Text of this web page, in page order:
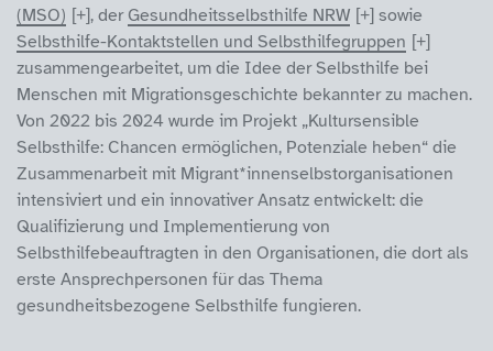
(MSO)
, der Gesundheitsselbsthilfe NRW
sowie
Selbsthilfe-Kontaktstellen und Selbsthilfegruppen
zusammengearbeitet, um die Idee der Selbsthilfe bei
Menschen mit Migrationsgeschichte bekannter zu machen.
Von 2022 bis 2024 wurde im Projekt „Kultursensible
Selbsthilfe: Chancen ermöglichen, Potenziale heben“ die
Zusammenarbeit mit Migrant*innenselbstorganisationen
intensiviert und ein innovativer Ansatz entwickelt: die
Qualifizierung und Implementierung von
Selbsthilfebeauftragten in den Organisationen, die dort als
erste Ansprechpersonen für das Thema
gesundheitsbezogene Selbsthilfe fungieren.